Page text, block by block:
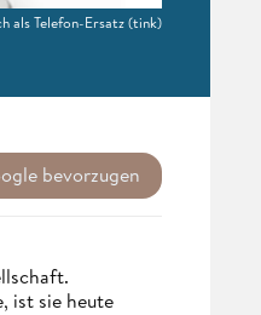
als Telefon-Ersatz(tink)
bevorzugen
ist sie heute